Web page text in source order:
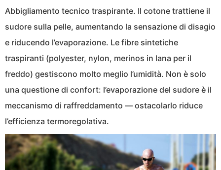
Abbigliamento tecnico traspirante. Il cotone trattiene il
sudore sulla pelle, aumentando la sensazione di disagio
e riducendo l’evaporazione. Le fibre sintetiche
traspiranti (polyester, nylon, merinos in lana per il
freddo) gestiscono molto meglio l’umidità. Non è solo
una questione di confort: l’evaporazione del sudore è il
meccanismo di raffreddamento — ostacolarlo riduce
l’efficienza termoregolativa.